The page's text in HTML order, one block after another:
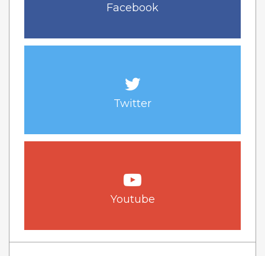
Facebook
Twitter
Youtube